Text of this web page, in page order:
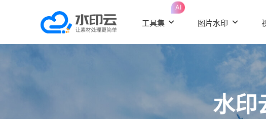
工具集
AI
图片水印
水印